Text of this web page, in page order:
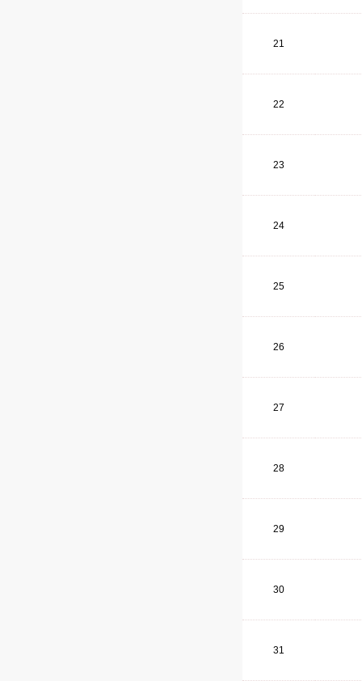
21
22
23
24
25
26
27
28
29
30
31